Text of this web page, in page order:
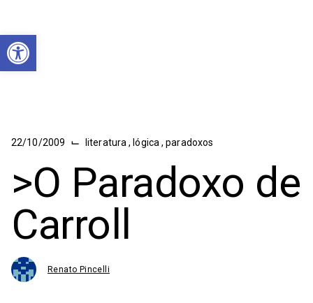
Abrir a barra de ferramentas
22/10/2009 ⌙ literatura, lógica,paradoxos
>O Paradoxo de
Carroll
Renato Pincelli